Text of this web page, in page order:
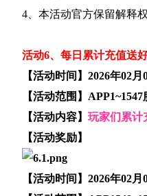
4、本活动官方保留解释
活动6、每日累计充值送
【活动时间】2026年02
【活动范围】
【活动内容】 玩家们累计
【活动奖励】
【活动时间】2026年02